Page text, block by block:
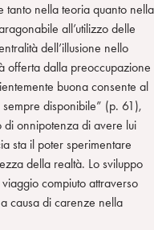
tanto nella teoria quanto nella
all’utilizzo delle
dell’illusione nello
offerta dalla preoccupazione
buona consente al
disponibile” (p. 61),
di onnipotenza di avere lui
sta il poter sperimentare
della realtà. Lo sviluppo
compiuto attraverso
causa di carenze nella